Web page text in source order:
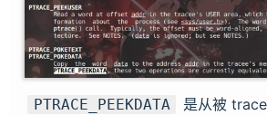
PTRACE_PEEKDATA
是从被